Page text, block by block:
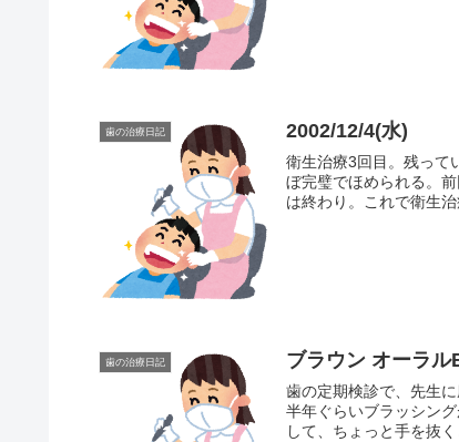
歯の治療日記 2002/12/4(水)
衛生治療3回目。残って
ぼ完璧でほめられる。
は終わり。これで衛生
歯の治療日記
歯の定期検診で、先生
半年ぐらいブラッシン
して、ちょっと手を抜